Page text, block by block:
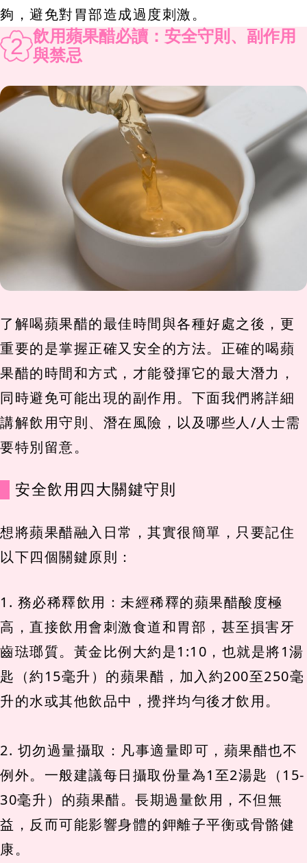
夠，避免對胃部造成過度刺激。
2 飲用蘋果醋必讀：安全守則、副作用
與禁忌
了解喝蘋果醋的最佳時間與各種好處之後，更
重要的是掌握正確又安全的方法。正確的喝蘋
果醋的時間和方式，才能發揮它的最大潛力，
同時避免可能出現的副作用。下面我們將詳細
講解飲用守則、潛在風險，以及哪些人/人士需
要特別留意。
安全飲用四大關鍵守則
想將蘋果醋融入日常，其實很簡單，只要記住
以下四個關鍵原則：
1. 務必稀釋飲用：未經稀釋的蘋果醋酸度極
高，直接飲用會刺激食道和胃部，甚至損害牙
齒琺瑯質。黃金比例大約是1:10，也就是將1湯
匙（約15毫升）的蘋果醋，加入約200至250毫
升的水或其他飲品中，攪拌均勻後才飲用。
2. 切勿過量攝取：凡事適量即可，蘋果醋也不
例外。一般建議每日攝取份量為1至2湯匙（15-
30毫升）的蘋果醋。長期過量飲用，不但無
益，反而可能影響身體的鉀離子平衡或骨骼健
康。